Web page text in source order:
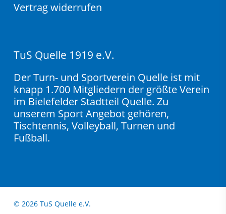
Vertrag widerrufen
TuS Quelle 1919 e.V.
Der Turn- und Sportverein Quelle ist mit
knapp 1.700 Mitgliedern der größte Verein
im Bielefelder Stadtteil Quelle. Zu
unserem Sport Angebot gehören,
Tischtennis, Volleyball, Turnen und
Fußball.
© 2026 TuS Quelle e.V.